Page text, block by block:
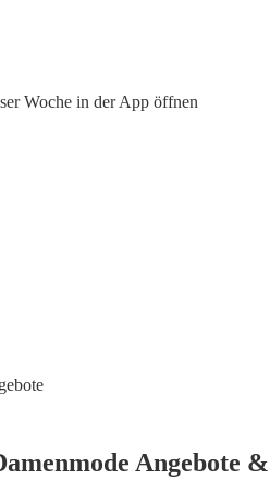
Woche in der App öffnen
Angebote &